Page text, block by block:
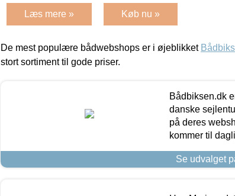
Læs mere » Køb nu »
De mest populære bådwebshops er i øjeblikket
stort sortiment til gode priser.
Bådbiksen.dk
danske
på deres
kommer til
Se udvalget